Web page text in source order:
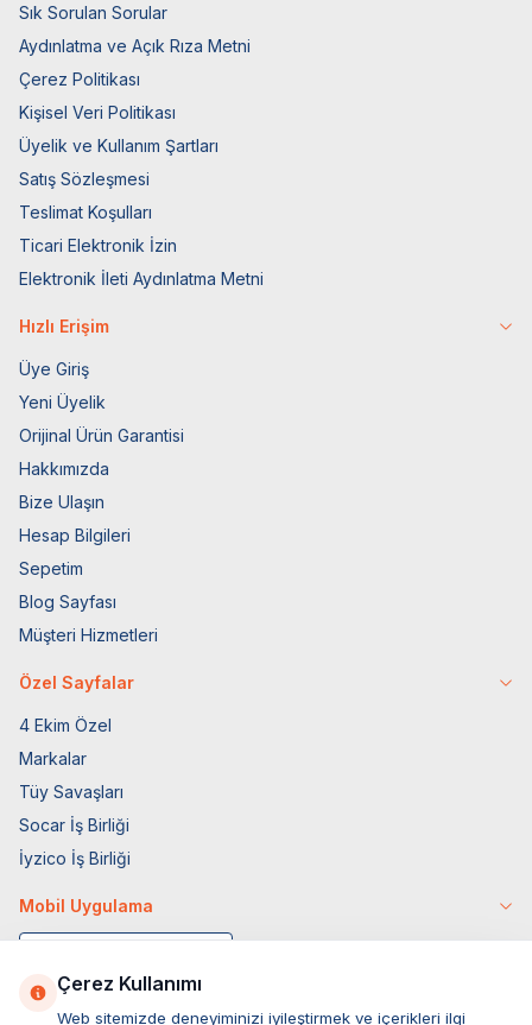
Sık Sorulan Sorular
Aydınlatma ve Açık Rıza Metni
Çerez Politikası
Kişisel Veri Politikası
Üyelik ve Kullanım Şartları
Satış Sözleşmesi
Teslimat Koşulları
Ticari Elektronik İzin
Elektronik İleti Aydınlatma Metni
Hızlı Erişim
Üye Giriş
Yeni Üyelik
Orijinal Ürün Garantisi
Hakkımızda
Bize Ulaşın
Hesap Bilgileri
Sepetim
Blog Sayfası
Müşteri Hizmetleri
Özel Sayfalar
4 Ekim Özel
Markalar
Tüy Savaşları
Socar İş Birliği
İyzico İş Birliği
Mobil Uygulama
Çerez Kullanımı
Web sitemizde deneyiminizi iyileştirmek ve içerikleri ilgi